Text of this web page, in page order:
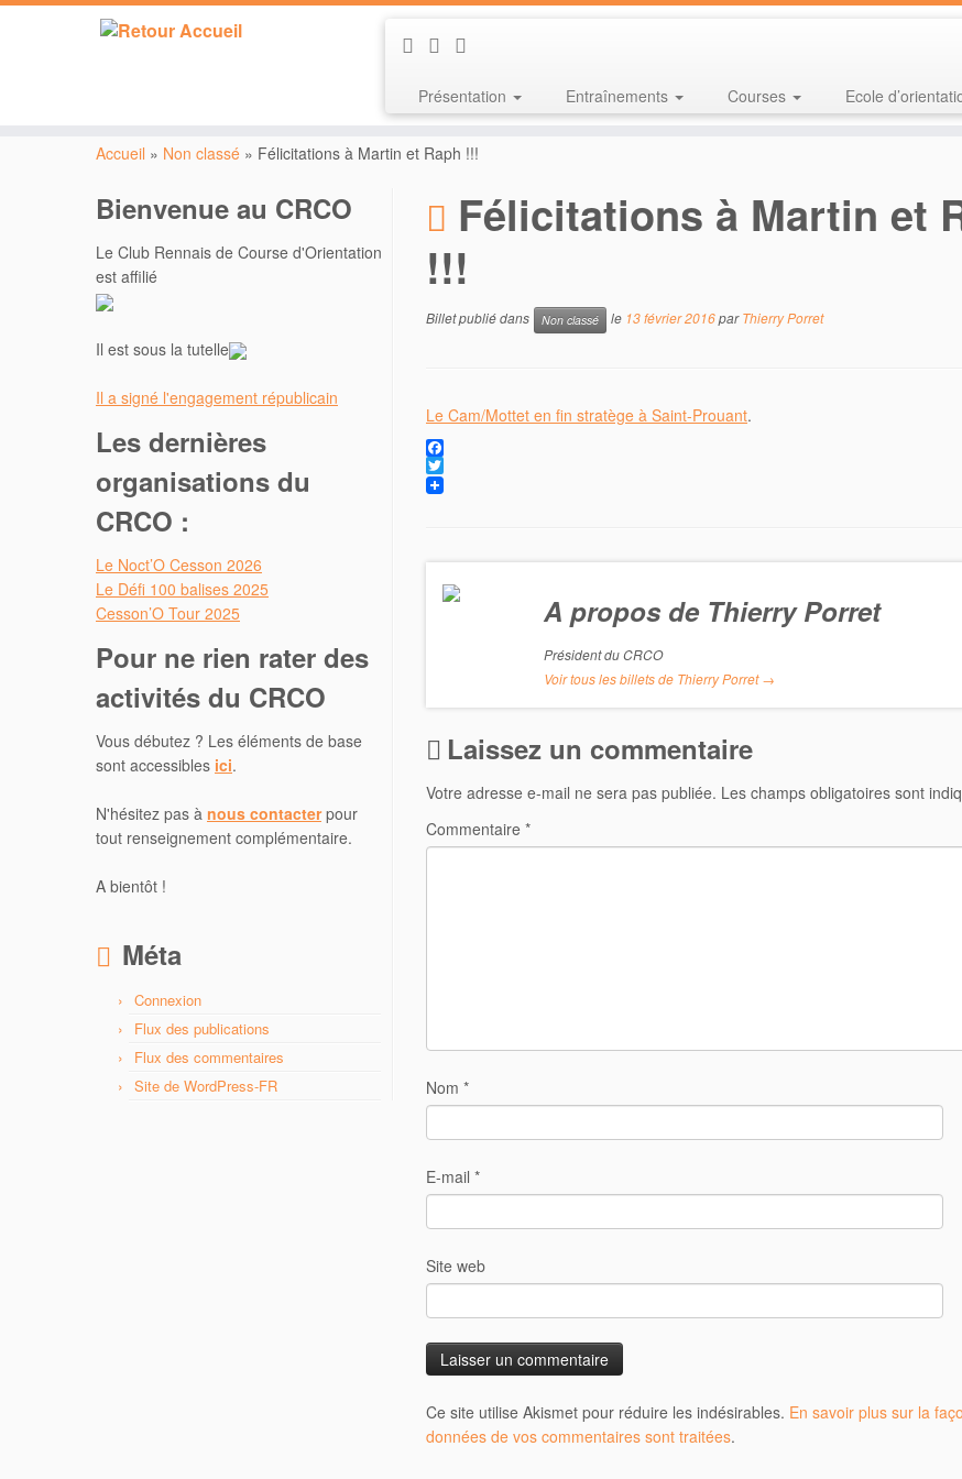
Présentation Entraînements Courses Ecole
Accueil » Non classé » Félicitations à Martin et Raph !!!
Bienvenue au CRCO
Le Club Rennais de Course d'Orientation
est affilié
Il est sous la tutelle
Il a signé l'engagement républicain
Les dernières
organisations du
CRCO :
Le Noct’O Cesson 2026
Le Défi 100 balises 2025
Cesson’O Tour 2025
Pour ne rien rater des
activités du CRCO
Vous débutez ? Les éléments de base
sont accessibles ici.
N'hésitez pas à nous contacterpour
tout renseignement complémentaire.
A bientôt !
Méta
Connexion
Flux des publications
Flux des commentaires
Site de WordPress-FR
Félicitations à Martin et
!!!
Billet publié dans Non classé le 13 février 2016parThierry Porret
Le Cam/Mottet en fin stratège à Saint-Prouant.
F
a
c
T
w
A propos de Thierry Porret
Président du CRCO
Voir tous les billets de Thierry Porret→
Laissez un commentaire
Votre adresse e-mail ne sera pas publiée. Les champs obligatoires sont
Commentaire *
Nom *
E-mail *
Site web
Ce site utilise Akismet pour réduire les indésirables. En savoir plus sur la
données de vos commentaires sont traitées.